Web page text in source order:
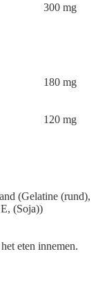
300 mg
180 mg
120 mg
(Gelatine (rund),
(Soja))
eten innemen.